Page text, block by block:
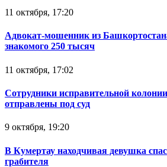
11 октября, 17:20
Адвокат-мошенник из
знакомого 250 тысяч
11 октября, 17:02
Сотрудники исправительной
отправлены под суд
9 октября, 19:20
В Кумертау находчивая девушка
грабителя